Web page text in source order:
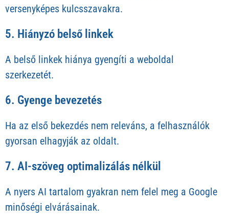
versenyképes kulcsszavakra.
5. Hiányzó belső linkek
A belső linkek hiánya gyengíti a weboldal
szerkezetét.
6. Gyenge bevezetés
Ha az első bekezdés nem releváns, a felhasználók
gyorsan elhagyják az oldalt.
7. AI-szöveg optimalizálás nélkül
A nyers AI tartalom gyakran nem felel meg a Google
minőségi elvárásainak.